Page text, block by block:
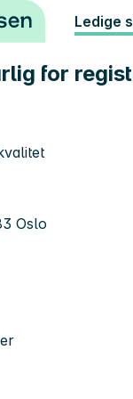
Ledige
for
Oslo